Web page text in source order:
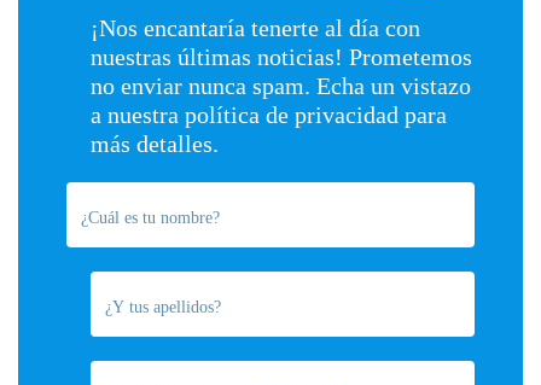
¡Nos encantaría tenerte al día con
nuestras últimas noticias! Prometemos
no enviar nunca spam. Echa un vistazo
a nuestra política de privacidad para
más detalles.